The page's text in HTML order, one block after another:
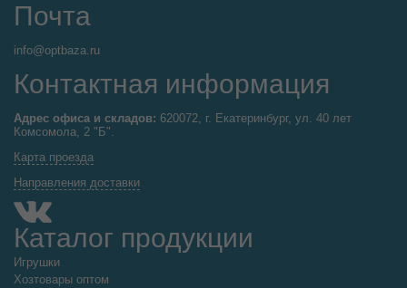
Почта
info@optbaza.ru
Контактная информация
Адрес офиса и складов: 620072, г. Екатеринбург, ул. 40 лет
Комсомола, 2 "Б".
Карта проезда
Направления доставки
Каталог продукции
Игрушки
Хозтовары оптом